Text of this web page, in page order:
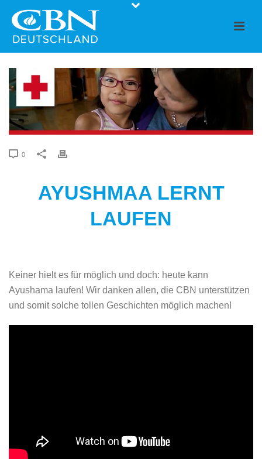
0
AYUSHMAA LERNT
LAUFEN
Keiner hielt es für möglich und doch: heute kann
Ayushama laufen! Wir danken allen, die CBN unterstützen
und somit solche tollen Geschichten möglich machen!